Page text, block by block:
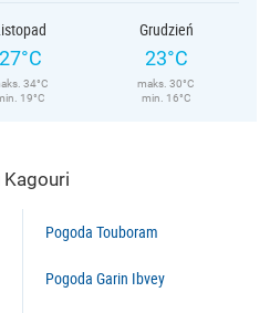
27°C
34°C
19°C
Grudzień
23°C
maks. 30°C
min. 16°C
Pogoda Touboram
Pogoda Garin Ibvey